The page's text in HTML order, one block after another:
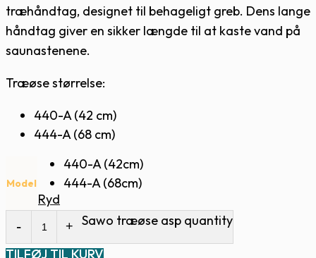
træhåndtag, designet til behageligt greb. Dens lange
håndtag giver en sikker længde til at kaste vand på
saunastenene.
Træøse størrelse:
440-A (42 cm)
444-A (68 cm)
Model
440-A (42cm)
444-A (68cm)
Ryd
Sawo træøse asp quantity
TILFØJ TIL KURV